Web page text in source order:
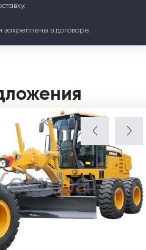
закреплены в договоре.